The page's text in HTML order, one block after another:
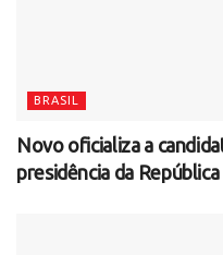
BRASIL
Novo oficializa a
presidência da República